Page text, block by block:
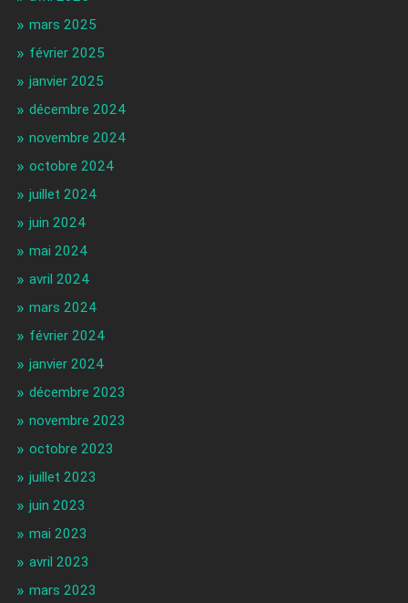
mars 2025
février 2025
janvier 2025
décembre 2024
novembre 2024
octobre 2024
juillet 2024
juin 2024
mai 2024
avril 2024
mars 2024
février 2024
janvier 2024
décembre 2023
novembre 2023
octobre 2023
juillet 2023
juin 2023
mai 2023
avril 2023
mars 2023